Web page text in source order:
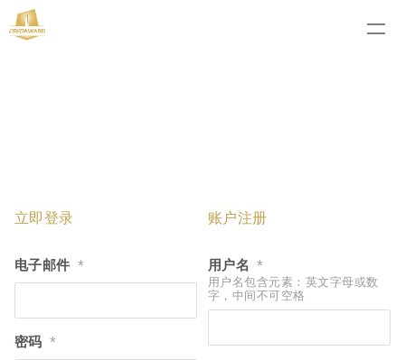
立即登录
电子邮件 *
密码 *
账户注册
用户名 *
用户名包含元素：英文字母或数
字，中间不可空格